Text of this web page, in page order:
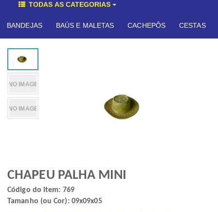
TODAS AS CATEGORIAS
BANDEJAS BAÚS E MALETAS CACHEPÔS CESTAS
CHAPEU PALHA MINI
Código do item: 769
Tamanho (ou Cor): 09x09x05